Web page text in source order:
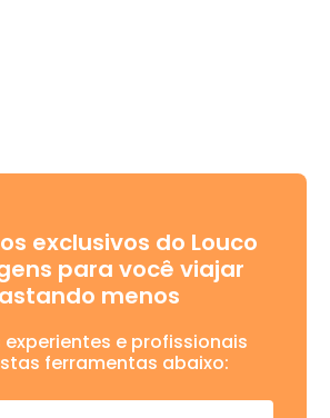
exclusivos do Louco
para você viajar
menos
e profissionais
ferramentas abaixo: